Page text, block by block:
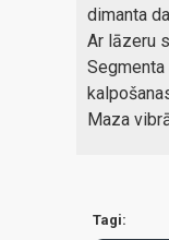
dimanta
Ar lāzeru
Segmenta
Maza
Tagi: